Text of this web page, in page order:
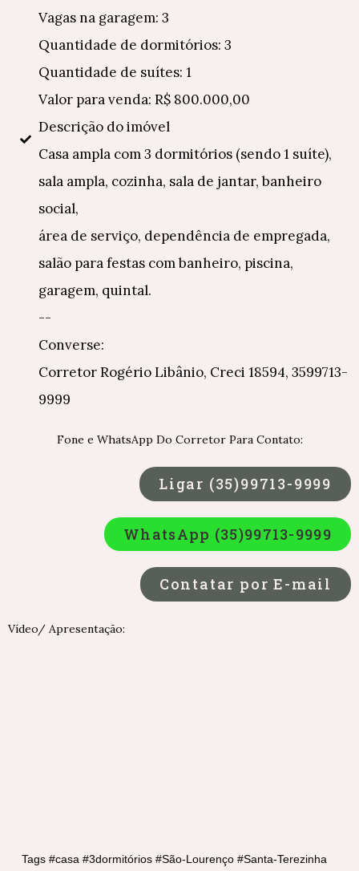
Vagas na garagem: 3
Quantidade de dormitórios: 3
Quantidade de suítes: 1
Valor para venda: R$ 800.000,00
Descrição do imóvel
Casa ampla com 3 dormitórios (sendo 1 suíte),
sala ampla, cozinha, sala de jantar, banheiro
social,
área de serviço, dependência de empregada,
salão para festas com banheiro, piscina,
garagem, quintal.
--
Converse:
Corretor Rogério Libânio, Creci 18594, 3599713-
9999
Fone e WhatsApp Do Corretor Para Contato:
Ligar (35)99713-9999
WhatsApp (35)99713-9999
Contatar por E-mail
Vídeo/ Apresentação:
Tags #casa #3dormitórios #São-Lourenço #Santa-Terezinha